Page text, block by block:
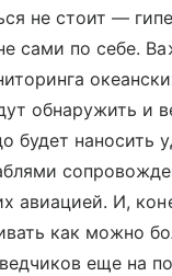
не стоит —
сами по себе.
обнаружить и
будет наносить
авиацией. И,
как можно
еще на